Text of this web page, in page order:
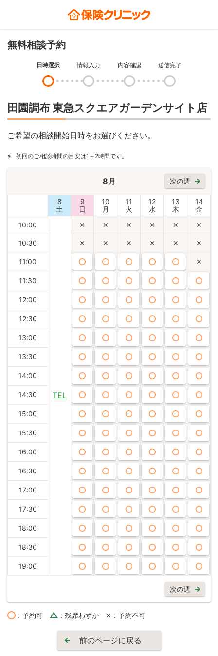
無料相談予約
日時選択 情報入力 内容確認 送信完了
田園調布 東急スクエアガーデンサイト店
ご希望の相談開始日時をお選びください。
※ 初回のご相談時間の目安は1～2時間です。
次の週
8月
8
土
9
日
10
月
11
火
12
水
13
木
14
金
10:00
TEL
10:30
11:00
11:30
12:00
12:30
13:00
13:30
14:00
14:30
15:00
15:30
16:00
16:30
17:00
17:30
18:00
18:30
19:00
次の週
：予約可 ：残席わずか ：予約不可
前のページに戻る